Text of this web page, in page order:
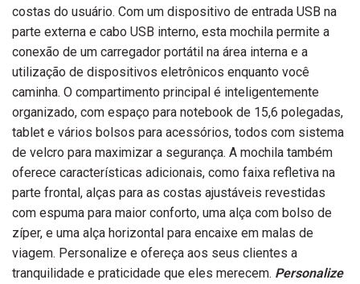
costas do usuário. Com um dispositivo de entrada USB na
parte externa e cabo USB interno, esta mochila permite a
conexão de um carregador portátil na área interna e a
utilização de dispositivos eletrônicos enquanto você
caminha. O compartimento principal é inteligentemente
organizado, com espaço para notebook de 15,6 polegadas,
tablet e vários bolsos para acessórios, todos com sistema
de velcro para maximizar a segurança. A mochila também
oferece características adicionais, como faixa refletiva na
parte frontal, alças para as costas ajustáveis revestidas
com espuma para maior conforto, uma alça com bolso de
zíper, e uma alça horizontal para encaixe em malas de
viagem. Personalize e ofereça aos seus clientes a
tranquilidade e praticidade que eles merecem. Personalize